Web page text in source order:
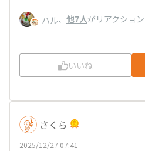
ハル、 他7人がリアクション
いいね
さくら
2025/12/27 07:41